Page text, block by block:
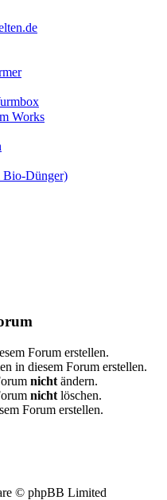
Works
Bio-Dünger)
Forum erstellen.
in diesem Forum erstellen.
nicht ändern.
nicht löschen.
Forum erstellen.
© phpBB Limited